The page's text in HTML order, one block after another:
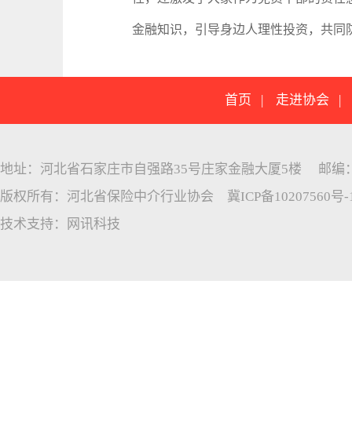
金融知识，引导身边人理性投资，共
首页 | 走进协会
地址：河北省石家庄市自强路35号庄家金融大厦5楼 邮编
版权所有：河北省保险中介行业协会 冀ICP备10207560号-
技术支持：
网讯科技